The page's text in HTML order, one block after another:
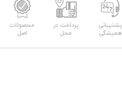
پشتیبانی
همیشگی
پرداخت در
محل
محصولات
اصل